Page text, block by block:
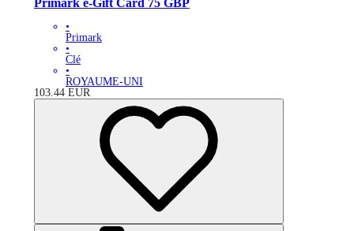
•
Primark
•
Clé
•
ROYAUME-UNI
103.44 EUR